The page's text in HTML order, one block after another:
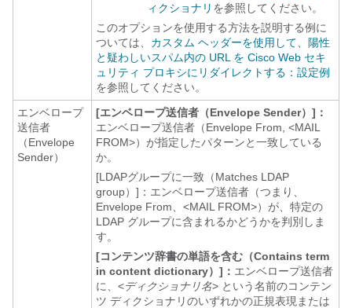
ィクショナリ を参照してください。
このオプションを使用する方法を説明する例に
ついては、 カスタム ヘッダーを使用して、陽性
と疑わしいスパム内の URL を Cisco Web セキ
ュリティ プロキシにリダイレクトする：設定例
を参照してください。
エンベロープ
送信者
（Envelope
Sender）
[エンベロープ送信者（Envelope Sender）]：
エンベロープ送信者（Envelope From, <MAIL
FROM>）が指定したパターンと一致している
か。
[LDAPグループに一致（Matches LDAP
group）]： エンベロープ送信者（つまり、
Envelope From、<MAIL FROM>）が、特定の
LDAP グループに含まれるかどうかを判別しま
す。
[コンテンツ辞書の単語を含む（Contains term
in content dictionary）]： エンベロープ送信者
に、<ディクショナリ名> という名前のコンテン
ツ ディクショナリのいずれかの正規表現または